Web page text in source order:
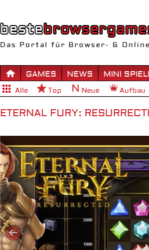
Das Portal für Browser- &
GAMES NEWS MINI
Alle Top Neue Aufbau
ETERNAL FURY: